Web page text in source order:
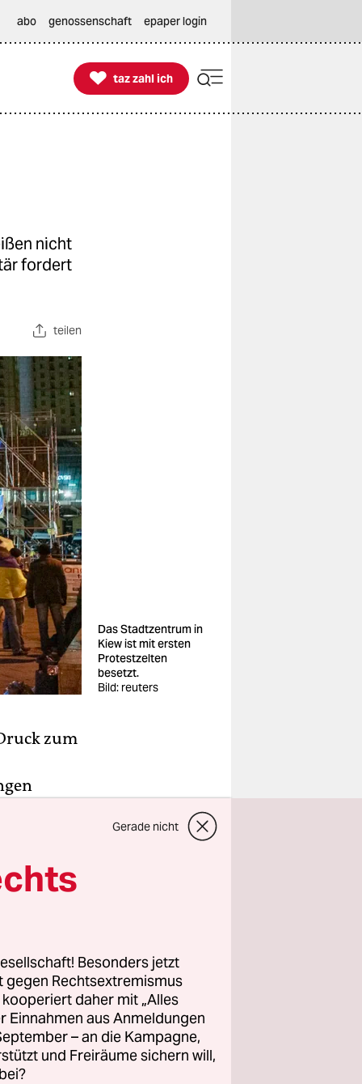
abo genossenschaft epaper login

taz zahl ich
taz zahl ich
nicht
fordert
teilen
Das Stadtzentrum in
Kiew ist mit ersten
Protestzelten
besetzt.
Bild: reuters
zum
die
am
Gerade nicht
Besonders jetzt
gegen Rechtsextremismus
daher mit „Alles
Einnahmen aus Anmeldungen
– an die Kampagne,
und Freiräume sichern will,